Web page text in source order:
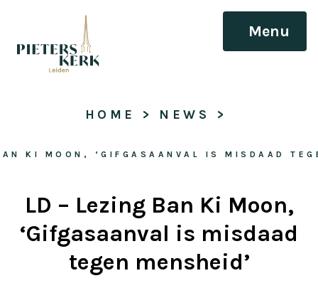
Menu
HOME > NEWS >
KI MOON, ‘GIFGASAANVAL IS MISDAAD
LD – Lezing Ban Ki Moon,
‘Gifgasaanval is misdaad
tegen mensheid’